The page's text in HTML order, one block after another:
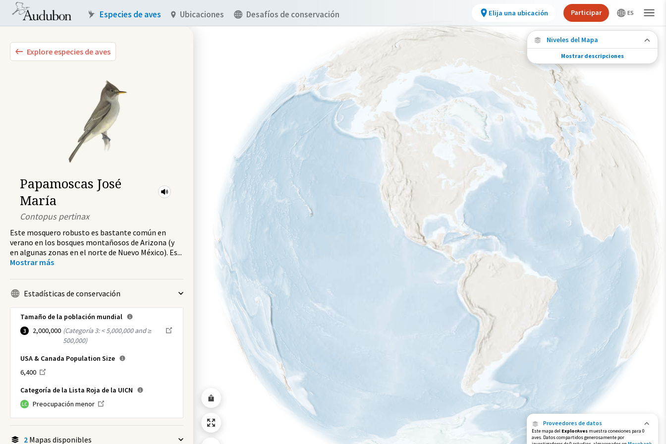
Explore especies de aves
Papamoscas José
María
Contopus pertinax
Este mosquero robusto es bastante común en
verano en los bosques montañosos de Arizona (y
en algunas zonas en el norte de Nuevo México). Es...
Mostrar más
Estadísticas de conservación
Tamaño de la población mundial
3 2,000,000 (Categoría 3: < 5,000,000 and ≥
500,000)
USA & Canada Population Size
6,400
Categoría de la Lista Roja de la UICN
LC Preocupación menor
2 Mapas disponibles
Proveedores de datos
Este mapa del ExplorAves muestra conexiones para 0
aves. Datos compartidos generosamente por
Niveles del Mapa
Conexiones de especies
Elija cualquier ubicación en el mapa para ver
dónde más se han vuelto a encontrar aves
marcadas de esta especie.
Ubicaciones con disponibilidad datos
Ubicaciones conectadas
Gama de especies por estación
Gama de verano
Rango de invierno
Rango a lo largo del año
Mostrar descripciones
Especies de aves Ubicaciones Desafíos de conservación Elija una ubicación Participar